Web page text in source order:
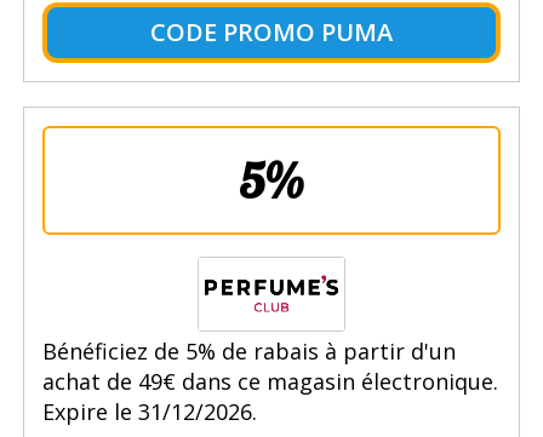
CODE PROMO PUMA
5%
Bénéficiez de 5% de rabais à partir d'un
achat de 49€ dans ce magasin électronique.
Expire le 31/12/2026.